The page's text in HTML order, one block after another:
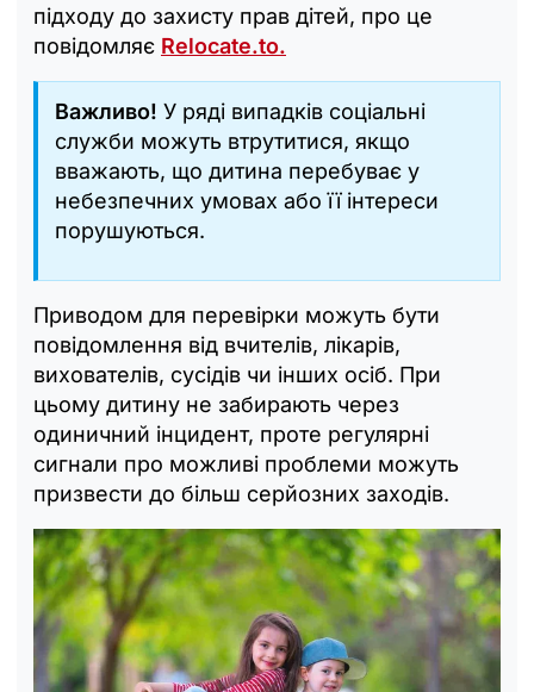
підходу до захисту прав дітей, про це
повідомляє Relocate.to.
Важливо! У ряді випадків соціальні
служби можуть втрутитися, якщо
вважають, що дитина перебуває у
небезпечних умовах або її інтереси
порушуються.
Приводом для перевірки можуть бути
повідомлення від вчителів, лікарів,
вихователів, сусідів чи інших осіб. При
цьому дитину не забирають через
одиничний інцидент, проте регулярні
сигнали про можливі проблеми можуть
призвести до більш серйозних заходів.